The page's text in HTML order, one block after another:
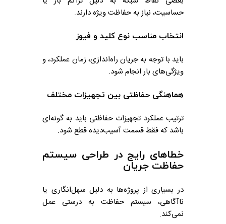
حساسیت، نیاز به حفاظت ویژه دارند.
انتخاب مناسب نوع کلید و فیوز
باید با توجه به جریان راه‌اندازی، زمان عملکرد، و
ویژگی‌های بار انجام شود.
هماهنگی حفاظتی بین تجهیزات مختلف
ترتیب عملکرد تجهیزات حفاظتی باید به گونه‌ای
باشد که فقط قسمت آسیب‌دیده قطع شود.
خطاهای رایج در طراحی سیستم
حفاظت جریان
در بسیاری از پروژه‌ها به دلیل سهل‌انگاری یا
ناآگاهی، سیستم حفاظت به درستی عمل
نمی‌کند.